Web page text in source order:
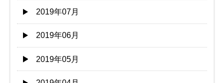
2019年07月
2019年06月
2019年05月